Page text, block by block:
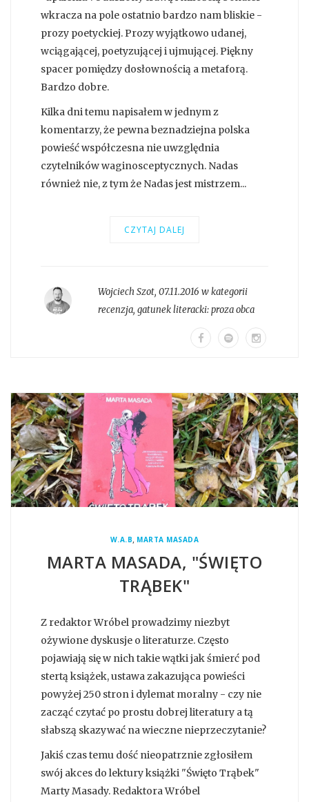
wkracza na pole ostatnio bardzo nam bliskie -
prozy poetyckiej. Prozy wyjątkowo udanej,
wciągającej, poetyzującej i ujmującej. Piękny
spacer pomiędzy dosłownością a metaforą.
Bardzo dobre.
Kilka dni temu napisałem w jednym z
komentarzy, że pewna beznadziejna polska
powieść współczesna nie uwzględnia
czytelników waginosceptycznych. Nadas
również nie, z tym że Nadas jest mistrzem...
CZYTAJ DALEJ
Wojciech Szot, 07.11.2016 w kategorii
recenzja, gatunek literacki:proza obca
W.A.B, MARTA MASADA
MARTA MASADA, "ŚWIĘTO
TRĄBEK"
Z redaktor Wróbel prowadzimy niezbyt
ożywione dyskusje o literaturze. Często
pojawiają się w nich takie wątki jak śmierć pod
stertą książek, ustawa zakazująca powieści
powyżej 250 stron i dylemat moralny - czy nie
zacząć czytać po prostu dobrej literatury a tą
słabszą skazywać na wieczne nieprzeczytanie?
Jakiś czas temu dość nieopatrznie zgłosiłem
swój akces do lektury książki "Święto Trąbek"
Marty Masady. Redaktora Wróbel